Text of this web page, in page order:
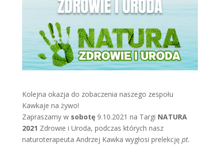
Kolejna okazja do zobaczenia naszego zespołu
Kawkaje na żywo!
Zapraszamy w sobotę9.10.2021 na Targi NATURA
2021 Zdrowie i Uroda, podczas których nasz
naturoterapeuta Andrzej Kawka wygłosi prelekcję pt.